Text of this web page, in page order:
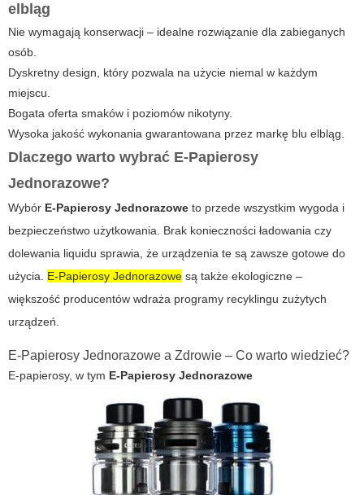
elbląg
Nie wymagają konserwacji – idealne rozwiązanie dla zabieganych
osób.
Dyskretny design, który pozwala na użycie niemal w każdym
miejscu.
Bogata oferta smaków i poziomów nikotyny.
Wysoka jakość wykonania gwarantowana przez markę blu elbląg.
Dlaczego warto wybrać E-Papierosy
Jednorazowe?
Wybór E-Papierosy Jednorazowe to przede wszystkim wygoda i
bezpieczeństwo użytkowania. Brak konieczności ładowania czy
dolewania liquidu sprawia, że urządzenia te są zawsze gotowe do
użycia. E-Papierosy Jednorazowe są także ekologiczne –
większość producentów wdraża programy recyklingu zużytych
urządzeń.
E-Papierosy Jednorazowe a Zdrowie – Co warto wiedzieć?
E-papierosy, w tym E-Papierosy Jednorazowe